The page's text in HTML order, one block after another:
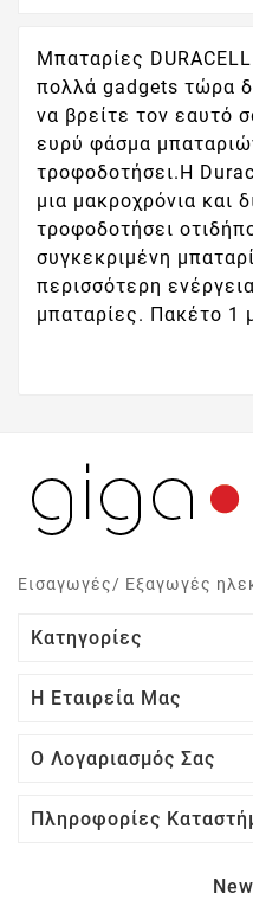
Μπαταρίες
πολλά gadgets τώρα
να βρείτε τον εαυτό
ευρύ φάσμα
τροφοδοτήσει.Η
μια μακροχρόνια και
τροφοδοτήσει
συγκεκριμένη
περισσότερη
μπαταρίες. Πακέτο 1
Εισαγωγές/ Εξαγωγές
Κατηγορίες
Η Εταιρεία Μας
Ο Λογαριασμός Σας
Πληροφορίες